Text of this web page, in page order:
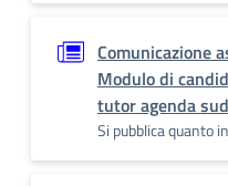
Comunicazione
Modulo di
tutor agenda sud
Si pubblica quanto